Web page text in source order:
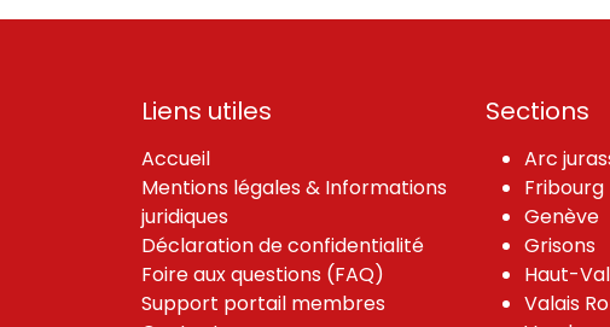
Liens utiles
Accueil
Mentions légales & Informations
juridiques
Déclaration de confidentialité
Foire aux questions (FAQ)
Support portail membres
Sections
Arc
Fribourg
Genève
Grisons
Haut-
Valais